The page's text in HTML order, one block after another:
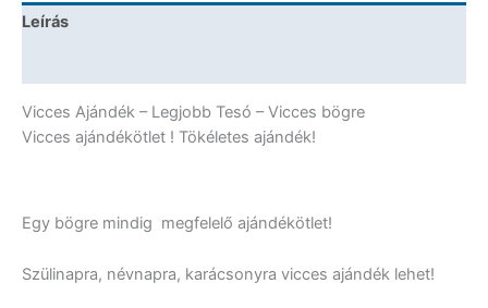
Ajándék
Leírás
Vicces Ajándék – Legjobb Tesó – Vicces bögre
Vicces ajándékötlet ! Tökéletes ajándék!
Egy bögre mindig megfelelő ajándékötlet!
Szülinapra, névnapra, karácsonyra vicces ajándék lehet!